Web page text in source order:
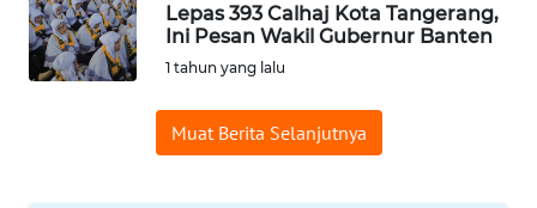
Lepas 393 Calhaj Kota Tangerang,
Ini Pesan Wakil Gubernur Banten
1 tahun yang lalu
Muat Berita Selanjutnya
WN
INDRAMAYU